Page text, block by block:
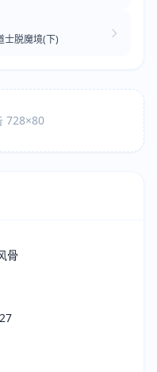
士脱魔境(下)
728×80
骨